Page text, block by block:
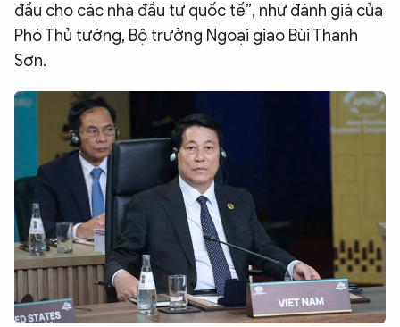
đầu cho các nhà đầu tư quốc tế”, như đánh giá của
Phó Thủ tướng, Bộ trưởng Ngoại giao Bùi Thanh
Sơn.